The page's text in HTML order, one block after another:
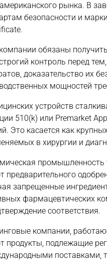
рынка. В
безопасности и
обязаны
контроль перед
доказательство их
мощностей
устройств
510(k) или Premarket
Это касается как
в хирургии и
промышленность
предварительного
запрещенные
фармацевтических
соответствия.
компании,
продукты, подлежащие
поставками,